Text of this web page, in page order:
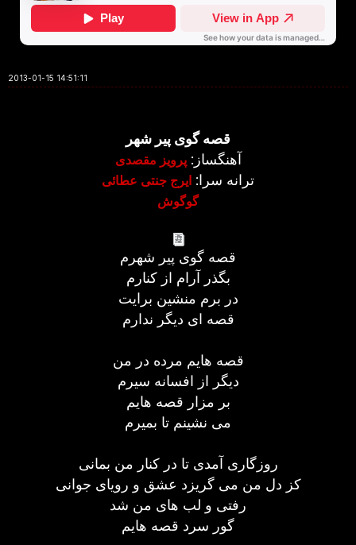
2013-01-15 14:51:11
قصه گوی پیر شهر
آهنگساز:پرویز مقصدی
ترانه سرا: ایرج جنتی عطائی
گوگوش
قصه گوی پیر شهرم
بگذر آرام از کنارم
در برم منشین برایت
قصه ای دیگر ندارم
قصه هایم مرده در من
دیگر از افسانه سیرم
بر مزار قصه هایم
می نشینم تا بمیرم
روزگاری آمدی تا در کنار من بمانی
کز دل من می گریزد عشق و رویای جوانی
رفتی و لب های من شد
گور سرد قصه هایم